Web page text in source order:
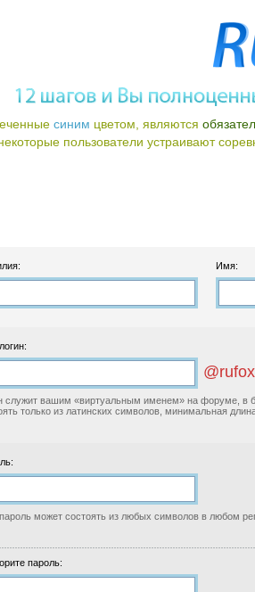
синим цветом, являются
пользователи устраивают
Имя:
служит вашим «виртуальным именем» на форуме, в
только из латинских символов, минимальная
может состоять из любых символов в любом
пароль: